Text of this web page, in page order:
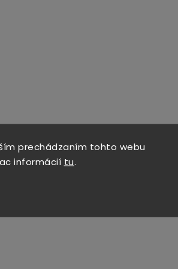
prechádzaním tohto webu
informácií tu.